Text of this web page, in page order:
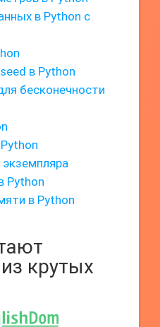
в Python с
в Python
бесконечности
Python
в Python
крутых